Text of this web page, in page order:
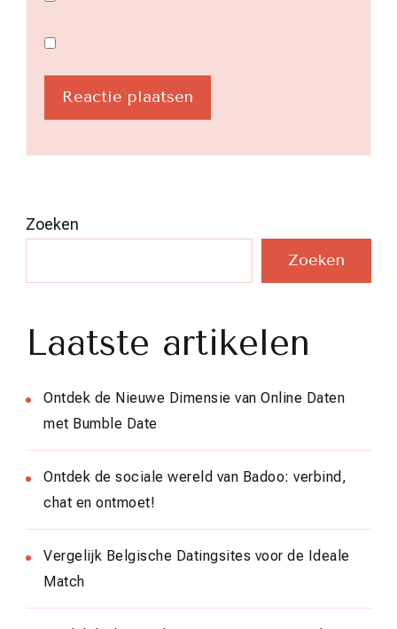
Zoeken
Zoeken
Laatste artikelen
Ontdek de Nieuwe Dimensie van Online Daten
met Bumble Date
Ontdek de sociale wereld van Badoo: verbind,
chat en ontmoet!
Vergelijk Belgische Datingsites voor de Ideale
Match